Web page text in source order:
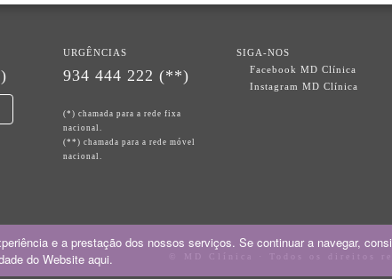
URGÊNCIAS
934 444 222 (**)
(*) chamada para a rede fixa
nacional.
(**) chamada para a rede móvel
nacional.
SIGA-NOS
Facebook MD Clínica
Instagram MD Clínica
© MD Clínica · Todos os direitos
e a prestação dos nossos serviços. Se continuar a navegar,
do Websiteaqui.